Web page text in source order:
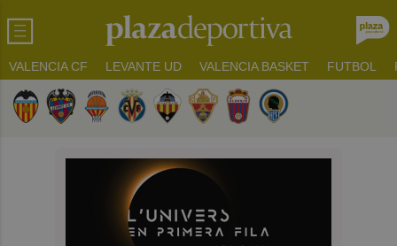
VALENCIA CF LEVANTE UD VALENCIA BASKET FUTBOL